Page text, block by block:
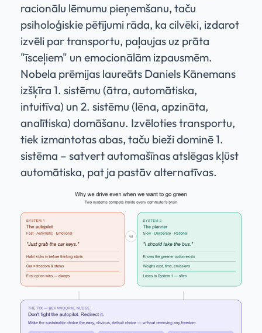
racionālu lēmumu pieņemšanu, taču
psiholoģiskie pētījumi rāda, ka cilvēki, izdarot
izvēli par transportu, paļaujas uz prāta
"īsceļiem" un emocionālām izpausmēm.
Nobela prēmijas laureāts Daniels Kānemans
izšķīra 1. sistēmu (ātra, automātiska,
intuitīva) un 2. sistēmu (lēna, apzināta,
analītiska) domāšanu. Izvēloties transportu,
tiek izmantotas abas, taču bieži dominē 1.
sistēma – satvert automašīnas atslēgas kļūst
automātiska, pat ja pastāv alternatīvas.